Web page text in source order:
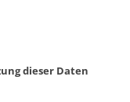
dieser Daten